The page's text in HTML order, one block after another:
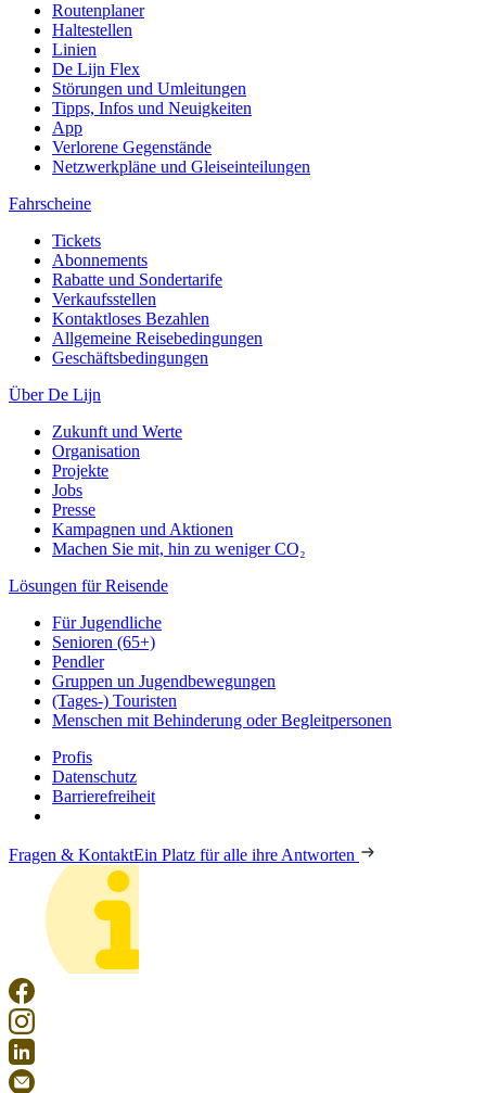
Routenplaner
Haltestellen
Linien
De Lijn Flex
Störungen und Umleitungen
Tipps, Infos und Neuigkeiten
App
Verlorene Gegenstände
Netzwerkpläne und Gleiseinteilungen
Fahrscheine
Tickets
Abonnements
Rabatte und Sondertarife
Verkaufsstellen
Kontaktloses Bezahlen
Allgemeine Reisebedingungen
Geschäftsbedingungen
Über De Lijn
Zukunft und Werte
Organisation
Projekte
Jobs
Presse
Kampagnen und Aktionen
Machen Sie mit, hin zu weniger CO₂
Lösungen für Reisende
Für Jugendliche
Senioren (65+)
Pendler
Gruppen un Jugendbewegungen
(Tages-) Touristen
Menschen mit Behinderung oder Begleitpersonen
Profis
Datenschutz
Barrierefreiheit
Fragen & KontaktEin Platz für alle ihre Antworten